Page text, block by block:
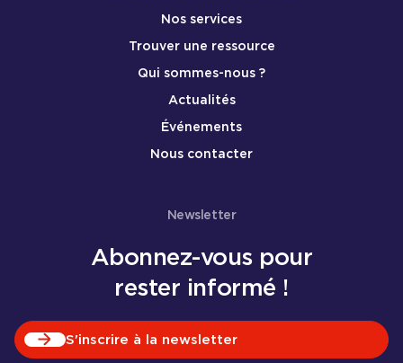
Nos services
Trouver une ressource
Qui sommes-nous ?
Actualités
Événements
Nous contacter
Newsletter
Abonnez-vous pour
rester informé !
S'inscrire à la newsletter